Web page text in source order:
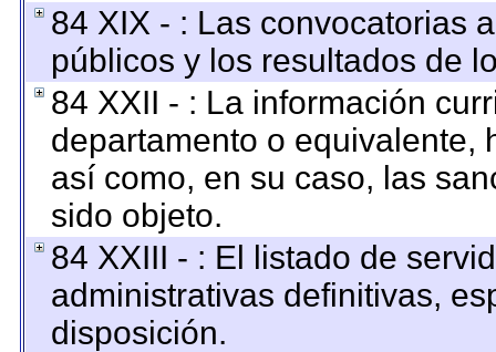
84 XIX - : Las convocatorias
públicos y los resultados de
84 XXII - : La información
departamento o equivalente,
así como, en su caso, las
sido objeto.
84 XXIII - : El listado de
administrativas definitivas,
disposición.